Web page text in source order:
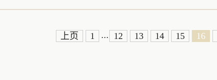
上页 1 ... 12 13 14 15 16